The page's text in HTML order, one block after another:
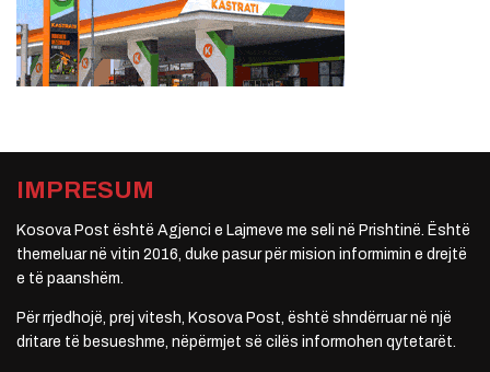
IMPRESUM
Kosova Post është Agjenci e Lajmeve me seli në Prishtinë. Është
themeluar në vitin 2016, duke pasur për mision informimin e drejtë
e të paanshëm.
Për rrjedhojë, prej vitesh, Kosova Post, është shndërruar në një
dritare të besueshme, nëpërmjet së cilës informohen qytetarët.